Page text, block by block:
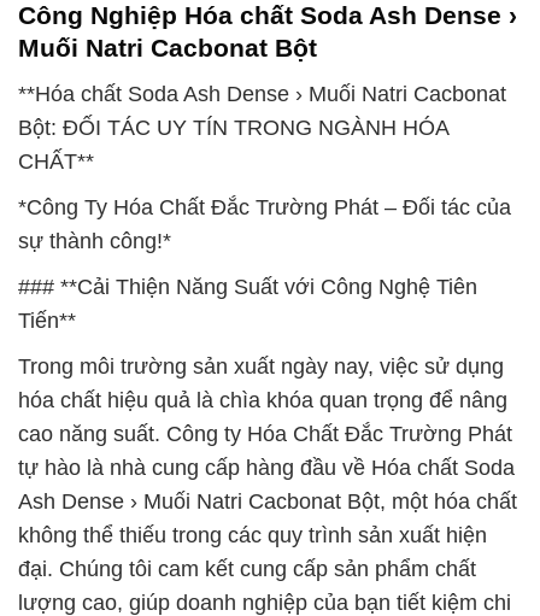
Công Nghiệp Hóa chất Soda Ash Dense ›
Muối Natri Cacbonat Bột
**Hóa chất Soda Ash Dense › Muối Natri Cacbonat
Bột: ĐỐI TÁC UY TÍN TRONG NGÀNH HÓA
CHẤT**
*Công Ty Hóa Chất Đắc Trường Phát – Đối tác của
sự thành công!*
### **Cải Thiện Năng Suất với Công Nghệ Tiên
Tiến**
Trong môi trường sản xuất ngày nay, việc sử dụng
hóa chất hiệu quả là chìa khóa quan trọng để nâng
cao năng suất. Công ty Hóa Chất Đắc Trường Phát
tự hào là nhà cung cấp hàng đầu về Hóa chất Soda
Ash Dense › Muối Natri Cacbonat Bột, một hóa chất
không thể thiếu trong các quy trình sản xuất hiện
đại. Chúng tôi cam kết cung cấp sản phẩm chất
lượng cao, giúp doanh nghiệp của bạn tiết kiệm chi